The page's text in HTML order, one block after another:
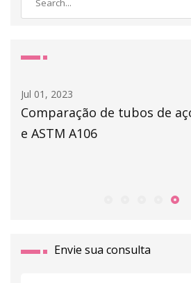
Jul 01, 2023
Comparação de tubos de
e ASTM A106
Envie sua consulta